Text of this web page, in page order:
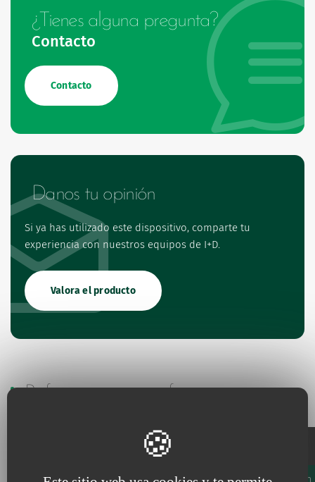
¿Tienes alguna pregunta?
Contacto
Contacto
Danos tu opinión
Si ya has utilizado este dispositivo, comparte tu
experiencia con nuestros equipos de I+D.
Valora el producto
Referencias y especificaciones
Código Unidades/Caja Unidades/Cartón